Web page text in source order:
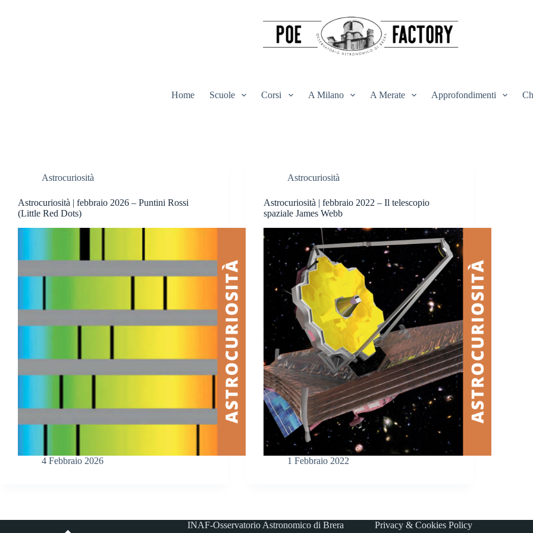
Home Scuole Corsi A Milano A Merate Approfondimenti
Astrocuriosità
Astrocuriosità | febbraio 2026 – Puntini Rossi
(Little Red Dots)
4 Febbraio 2026
Astrocuriosità
Astrocuriosità | febbraio 2022 – Il telescopio
spaziale James Webb
1 Febbraio 2022
INAF-Osservatorio Astronomico di Brera Privacy & Cookies Policy